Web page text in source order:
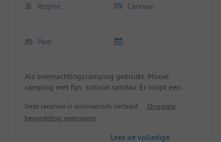
Regine Caravan
Paar
Als overnachtingscamping gebruikt. Mooie
camping met fijn, schoon sanitair. Er loopt een
meer zijn de duurdere plaatsen aan de andere kant
de korting-plaatsen. Deze korting-plaatsen liggen
Deze recensie is automatisch vertaald.
Originele
beoordeling weergeven
Lees de volledige